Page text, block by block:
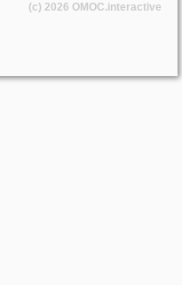
(c) 2026 OMOC.interactive